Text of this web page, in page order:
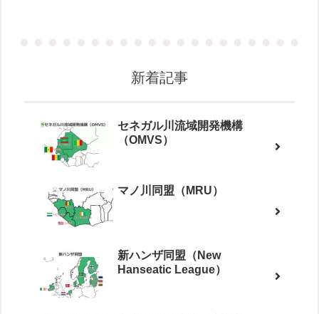
新着記事
セネガル川流域開発機構
（OMVS）
マノ川同盟（MRU）
新ハンザ同盟（New
Hanseatic League）